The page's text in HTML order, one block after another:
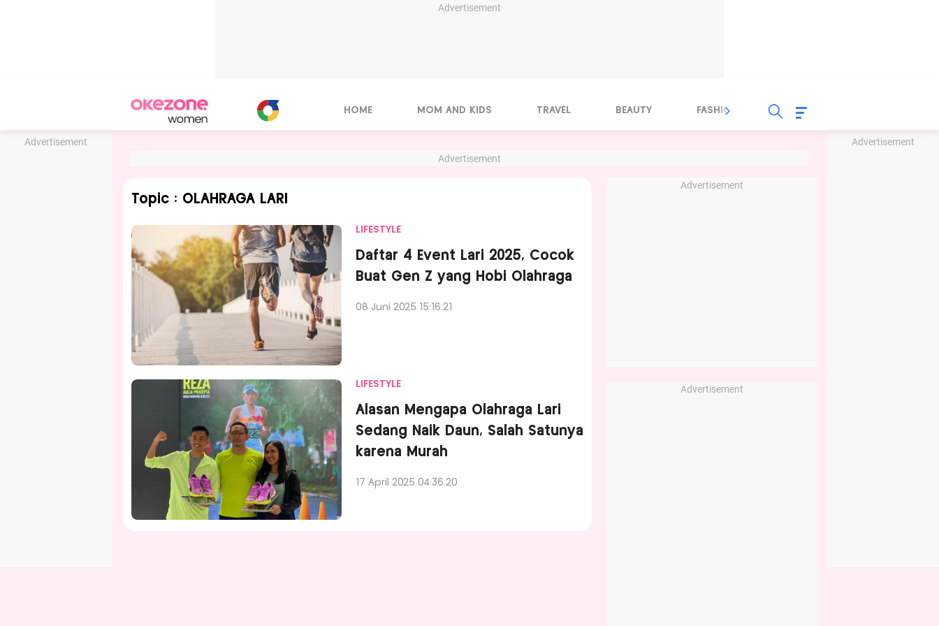
Advertisement
Advertisement Advertisement
HOME MOM AND KIDS TRAVEL BEAUTY FASHION FOOD
Advertisement
Topic : OLAHRAGA LARI
LIFESTYLE
Daftar 4 Event Lari 2025, Cocok
Buat Gen Z yang Hobi Olahraga
08 Juni 2025 15:16:21
LIFESTYLE
Alasan Mengapa Olahraga Lari
Sedang Naik Daun, Salah Satunya
karena Murah
17 April 2025 04:36:20
Advertisement
Advertisement